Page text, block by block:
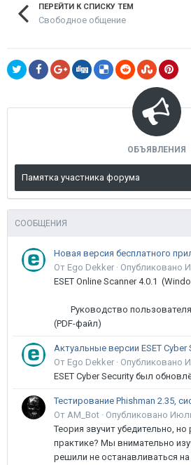
ПЕРЕЙТИ К СПИСКУ ТЕМ
Свободное общение
ОБЪЯВЛЕНИЯ
Памятка участника форума
СООБЩЕНИЯ
От Ego Dekker · Опубликовано
ESET Online Scanner 4.0.1
Руководство пользователя
(PDF-файл)
Актуальные версии ESET Cyber
От Ego Dekker · Опубликовано
ESET Cyber Security был
От AM_Bot · Опубликовано
Теория звучит убедительно, но
практике? Мы внимательно
решили не останавливаться на